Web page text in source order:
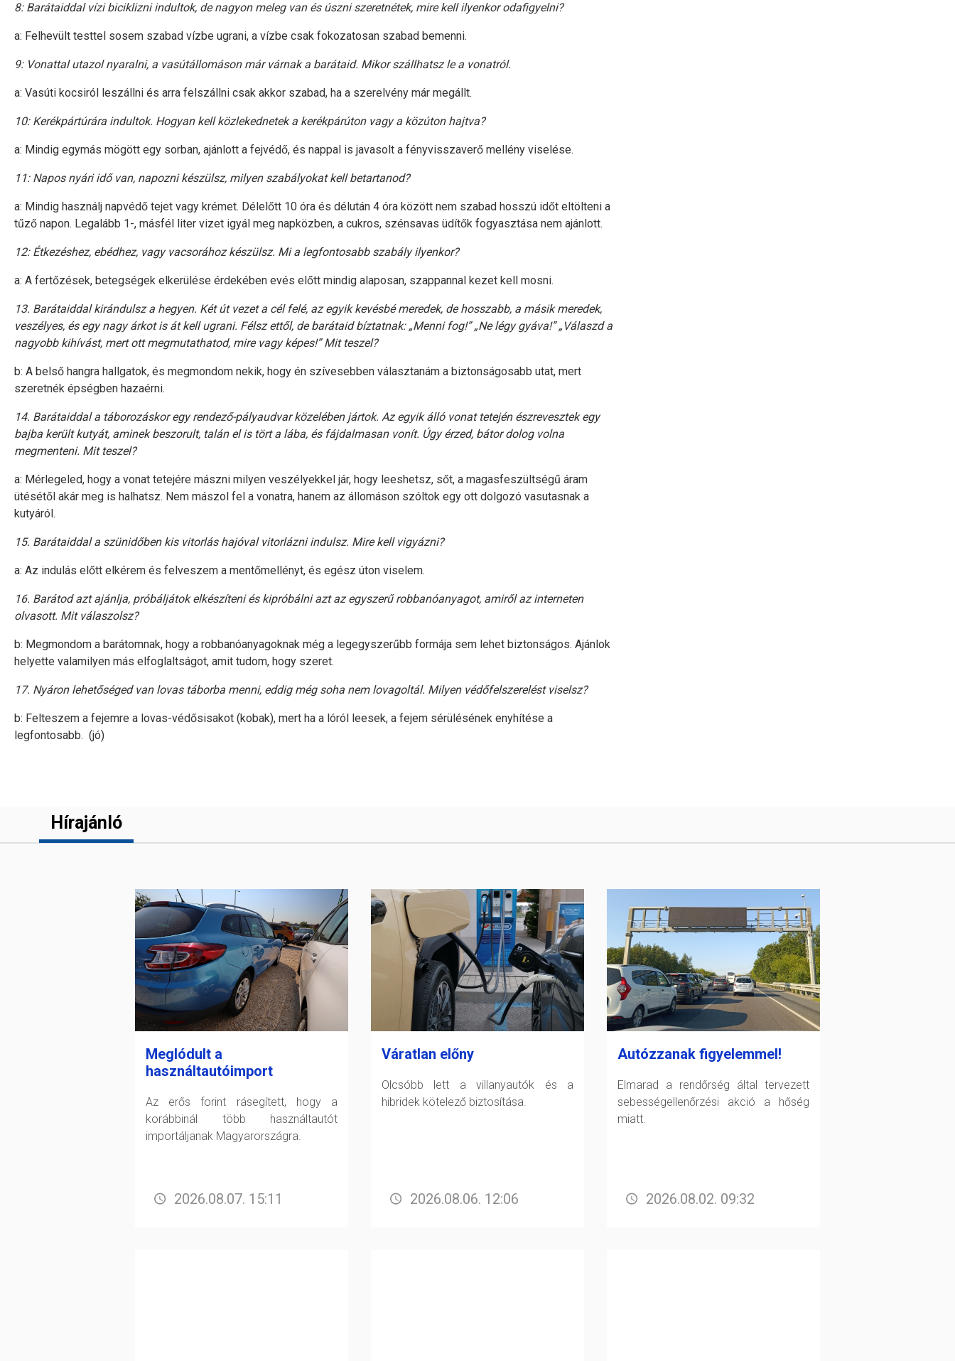
8: Barátaiddal vízi biciklizni indultok, de nagyon meleg van és úszni szeretnétek, mire kell ilyenkor odafigyelni?
a: Felhevült testtel sosem szabad vízbe ugrani, a vízbe csak fokozatosan szabad bemenni.
9: Vonattal utazol nyaralni, a vasútállomáson már várnak a barátaid. Mikor szállhatsz le a vonatról.
a: Vasúti kocsiról leszállni és arra felszállni csak akkor szabad, ha a szerelvény már megállt.
10: Kerékpártúrára indultok. Hogyan kell közlekednetek a kerékpárúton vagy a közúton hajtva?
a: Mindig egymás mögött egy sorban, ajánlott a fejvédő, és nappal is javasolt a fényvisszaverő mellény viselése.
11: Napos nyári idő van, napozni készülsz, milyen szabályokat kell betartanod?
a: Mindig használj napvédő tejet vagy krémet. Délelőtt 10 óra és délután 4 óra között nem szabad hosszú időt eltölteni a
tűző napon. Legalább 1-, másfél liter vizet igyál meg napközben, a cukros, szénsavas üdítők fogyasztása nem ajánlott.
12: Étkezéshez, ebédhez, vagy vacsorához készülsz. Mi a legfontosabb szabály ilyenkor?
a: A fertőzések, betegségek elkerülése érdekében evés előtt mindig alaposan, szappannal kezet kell mosni.
13. Barátaiddal kirándulsz a hegyen. Két út vezet a cél felé, az egyik kevésbé meredek, de hosszabb, a másik meredek,
veszélyes, és egy nagy árkot is át kell ugrani. Félsz ettől, de barátaid bíztatnak: „Menni fog!” „Ne légy gyáva!” „Válaszd a
nagyobb kihívást, mert ott megmutathatod, mire vagy képes!” Mit teszel?
b: A belső hangra hallgatok, és megmondom nekik, hogy én szívesebben választanám a biztonságosabb utat, mert
szeretnék épségben hazaérni.
14. Barátaiddal a táborozáskor egy rendező-pályaudvar közelében jártok. Az egyik álló vonat tetején észrevesztek egy
bajba került kutyát, aminek beszorult, talán el is tört a lába, és fájdalmasan vonít. Úgy érzed, bátor dolog volna
megmenteni. Mit teszel?
a: Mérlegeled, hogy a vonat tetejére mászni milyen veszélyekkel jár, hogy leeshetsz, sőt, a magasfeszültségű áram
ütésétől akár meg is halhatsz. Nem mászol fel a vonatra, hanem az állomáson szóltok egy ott dolgozó vasutasnak a
kutyáról.
15. Barátaiddal a szünidőben kis vitorlás hajóval vitorlázni indulsz. Mire kell vigyázni?
a: Az indulás előtt elkérem és felveszem a mentőmellényt, és egész úton viselem.
16. Barátod azt ajánlja, próbáljátok elkészíteni és kipróbálni azt az egyszerű robbanóanyagot, amiről az interneten
olvasott. Mit válaszolsz?
b: Megmondom a barátomnak, hogy a robbanóanyagoknak még a legegyszerűbb formája sem lehet biztonságos. Ajánlok
helyette valamilyen más elfoglaltságot, amit tudom, hogy szeret.
17. Nyáron lehetőséged van lovas táborba menni, eddig még soha nem lovagoltál. Milyen védőfelszerelést viselsz?
b: Felteszem a fejemre a lovas-védősisakot (kobak), mert ha a lóról leesek, a fejem sérülésének enyhítése a
legfontosabb. (jó)
Hírajánló
Meglódult a
használtautóimport
Az erős forint rásegített, hogy a
korábbinál több használtautót
importáljanak Magyarországra.
2026.08.07. 15:11
Váratlan előny
Olcsóbb lett a villanyautók és a
hibridek kötelező biztosítása.
2026.08.06. 12:06
Autózzanak figyelemmel!
Elmarad a rendőrség által tervezett
sebességellenőrzési akció a hőség
miatt.
2026.08.02. 09:32